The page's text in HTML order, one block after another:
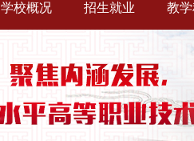
学校概况 招生就业 教